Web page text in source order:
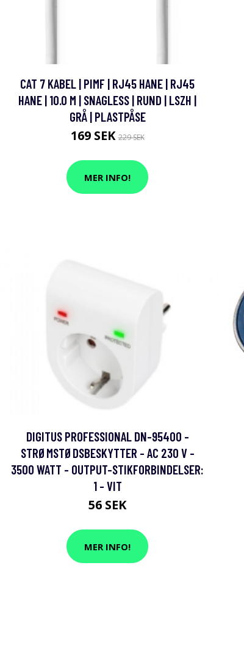
CAT 7 KABEL | PIMF | RJ45 HANE | RJ45
HANE | 10.0 M | SNAGLESS | RUND | LSZH |
GRÅ | PLASTPÅSE
169 SEK229 SEK
MER INFO!
DIGITUS PROFESSIONAL DN-95400 -
STRØMSTØDSBESKYTTER - AC 230 V -
3500 WATT - OUTPUT-STIKFORBINDELSER:
1 - VIT
56 SEK
MER INFO!